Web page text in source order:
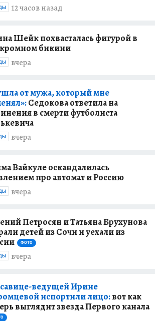
12 часов назад
Шейк похвасталась фигурой в
бикини
вчера
от мужа, который мне
Седокова ответила на
в смерти футболиста
вчера
Вайкуле оскандалилась
про автомат и Россию
вчера
Петросян и Татьяна Брухунова
детей из Сочи и уехали из
ФОТО
вчера
ведущей Ирине
испортили лицо:вот как
выглядит звезда Первого канала